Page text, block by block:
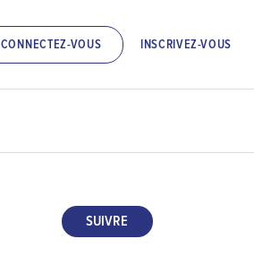
CONNECTEZ-VOUS INSCRIVEZ-VOUS
SUIVRE